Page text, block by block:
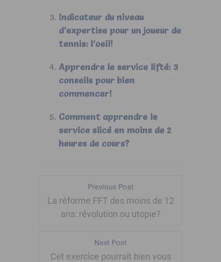
Indicateur du niveau
d’expertise pour un joueur de
tennis: l’oeil!
Apprendre le service lifté: 3
conseils pour bien
commencer!
Comment apprendre le
service slicé en moins de 2
heures de cours?
Previous Post
La réforme FFT des moins de 12
ans: révolution ou utopie?
Next Post
Cet exercice pourrait bien vous